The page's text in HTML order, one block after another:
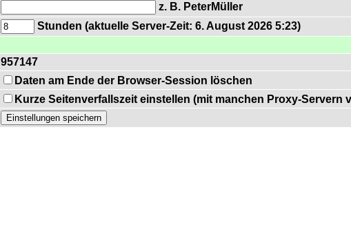
z. B. PeterMüller
Stunden (aktuelle Server-Zeit: 6. August 2026 5:23)
957147
Daten am Ende der Browser-Session löschen
Kurze Seitenverfallszeit einstellen (mit manchen Proxy-Servern